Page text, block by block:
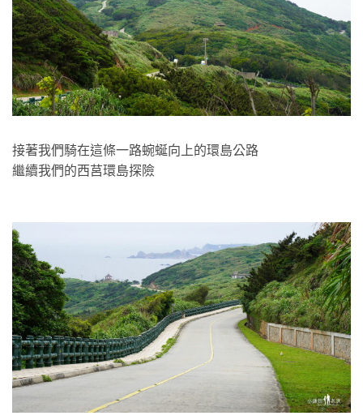
接著我們騎在這條一路蜿蜒向上的環島公路
繼續我們的西莒環島探險